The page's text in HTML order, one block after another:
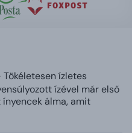
Tökéletesen ízletes
ízével már első
ínyencek álma, amit